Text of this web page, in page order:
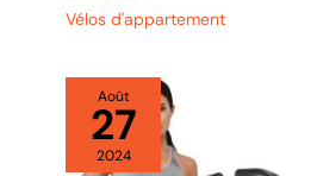
qui la
Vélos d'appartement
Août
27
2024